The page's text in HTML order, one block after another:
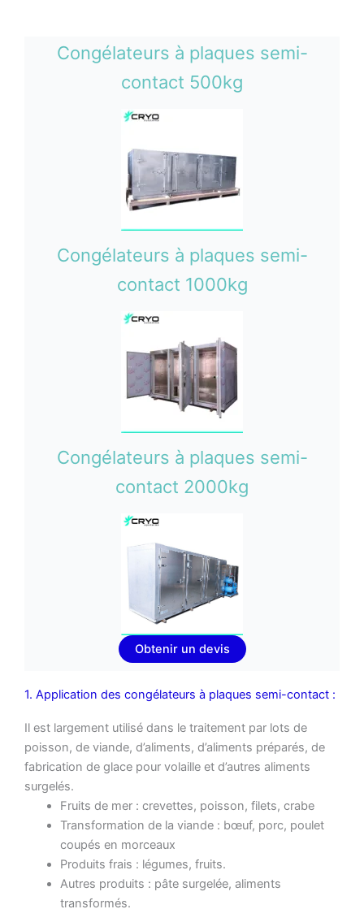
Congélateurs à plaques semi-
contact 500kg
Congélateurs à plaques semi-
contact 1000kg
Congélateurs à plaques semi-
contact 2000kg
Obtenir un devis
1. Application des congélateurs à plaques semi-contact :
Il est largement utilisé dans le traitement par lots de
poisson, de viande, d’aliments, d’aliments préparés, de
fabrication de glace pour volaille et d’autres aliments
surgelés.
Fruits de mer : crevettes, poisson, filets, crabe
Transformation de la viande : bœuf, porc, poulet
coupés en morceaux
Produits frais : légumes, fruits.
Autres produits : pâte surgelée, aliments
transformés.